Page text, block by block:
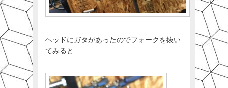
ヘッドにガタがあったのでフォークを抜い
てみると